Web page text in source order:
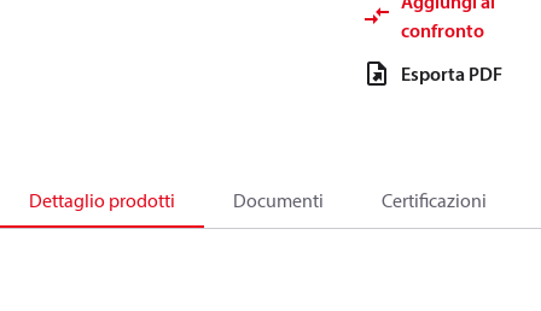
confronto
Esporta PDF
Dettaglio prodotti Documenti Certificazioni